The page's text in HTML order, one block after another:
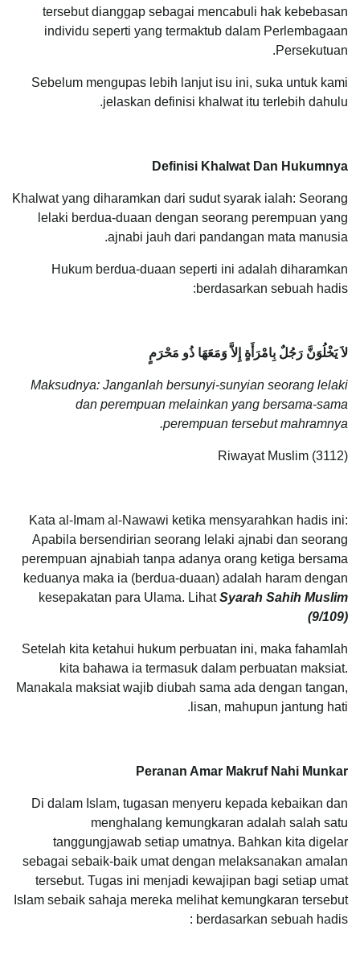
tersebut dianggap sebagai mencabuli hak kebebasan
individu seperti yang termaktub dalam Perlembagaan
Persekutuan.
Sebelum mengupas lebih lanjut isu ini, suka untuk kami
jelaskan definisi khalwat itu terlebih dahulu.
Definisi Khalwat Dan Hukumnya
Khalwat yang diharamkan dari sudut syarak ialah: Seorang
lelaki berdua-duaan dengan seorang perempuan yang
ajnabi jauh dari pandangan mata manusia.
Hukum berdua-duaan seperti ini adalah diharamkan
berdasarkan sebuah hadis:
لاَ يَخْلُوَنَّ رَجُلٌ بِامْرَأَةٍ إِلاَّ وَمَعَهَا ذُو مَحْرَمٍ ‏
Maksudnya: Janganlah bersunyi-sunyian seorang lelaki
dan perempuan melainkan yang bersama-sama
perempuan tersebut mahramnya.
Riwayat Muslim (3112)
Kata al-Imam al-Nawawi ketika mensyarahkan hadis ini:
Apabila bersendirian seorang lelaki ajnabi dan seorang
perempuan ajnabiah tanpa adanya orang ketiga bersama
keduanya maka ia (berdua-duaan) adalah haram dengan
kesepakatan para Ulama. LihatSyarah Sahih Muslim
(9/109)
Setelah kita ketahui hukum perbuatan ini, maka fahamlah
kita bahawa ia termasuk dalam perbuatan maksiat.
Manakala maksiat wajib diubah sama ada dengan tangan,
lisan, mahupun jantung hati.
Peranan Amar Makruf Nahi Munkar
Di dalam Islam, tugasan menyeru kepada kebaikan dan
menghalang kemungkaran adalah salah satu
tanggungjawab setiap umatnya. Bahkan kita digelar
sebagai sebaik-baik umat dengan melaksanakan amalan
tersebut. Tugas ini menjadi kewajipan bagi setiap umat
Islam sebaik sahaja mereka melihat kemungkaran tersebut
berdasarkan sebuah hadis :